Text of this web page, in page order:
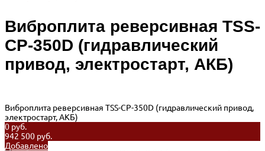
Виброплита реверсивная TSS-
CP-350D (гидравлический
привод, электростарт, АКБ)
Виброплита реверсивная TSS-CP-350D (гидравлический привод,
электростарт, АКБ)
0 руб.
942 500 руб.
Добавлено